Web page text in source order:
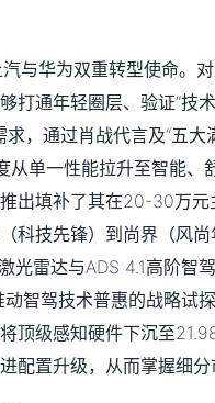
与华为双重转型使命。
打通年轻圈层、验证“技
求，通过肖战代言及“五
从单一性能拉升至智能
出填补了其在20-30万
科技先锋）到尚界（风
雷达与ADS 4.1高阶智
智驾技术普惠的战略试
顶级感知硬件下沉至
配置升级，从而掌握细